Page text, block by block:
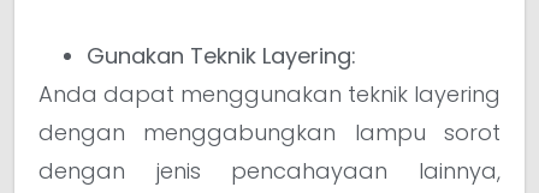
Gunakan Teknik Layering:
Anda dapat menggunakan teknik layering
dengan menggabungkan lampu sorot
dengan jenis pencahayaan lainnya,